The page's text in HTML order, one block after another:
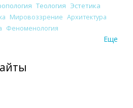
Теология Эстетика
Мировоззрение Архитектура
Феноменология
Еще